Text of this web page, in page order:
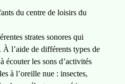
du centre de loisirs du
strates sonores qui
l’aide de différents types de
écouter les sons d’activités
à l’oreille nue : insectes,